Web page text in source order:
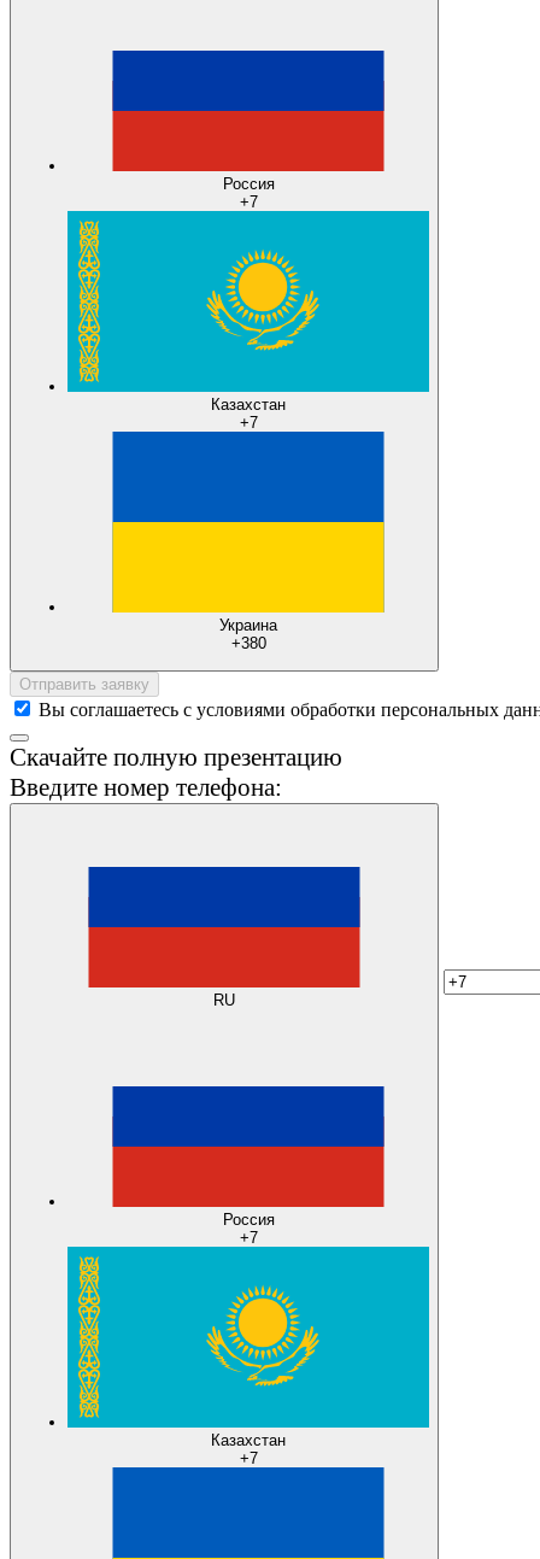
Россия
+7
Казахстан
+7
Украина
+380
Отправить заявку
Вы соглашаетесь с условиями обработки персональных
Скачайте полную презентацию
Введите номер телефона:
RU
Россия
+7
Казахстан
+7